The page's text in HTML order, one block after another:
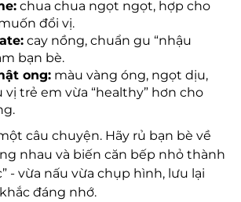
chua chua ngọt ngọt, hợp cho
đổi vị.
cay nồng, chuẩn gu “nhậu
bạn bè.
ong: màu vàng óng, ngọt dịu,
vị trẻ em vừa “healthy” hơn cho
câu chuyện. Hãy rủ bạn bè về
nhau và biến căn bếp nhỏ thành
- vừa nấu vừa chụp hình, lưu lại
đáng nhớ.